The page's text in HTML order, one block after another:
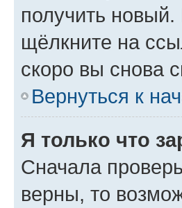
получить
щёлкните на
скоро вы снова
Вернуться к
Я только что
Сначала
верны, то